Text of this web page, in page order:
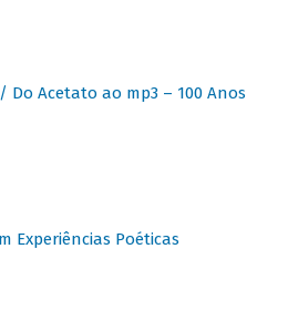
/ Do Acetato ao mp3 – 100 Anos
Experiências Poéticas